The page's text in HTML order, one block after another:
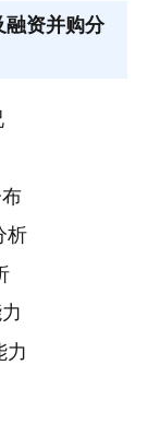
融资并购分
析
力